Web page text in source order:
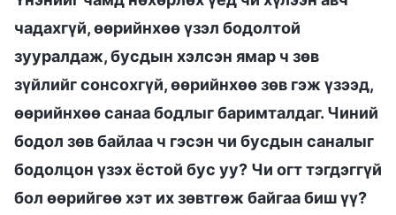
чадахгүй, өөрийнхөө үзэл бодолтой
зууралдаж, бусдын хэлсэн ямар ч зөв
зүйлийг сонсохгүй, өөрийнхөө зөв гэж үзээд,
өөрийнхөө санаа бодлыг баримталдаг. Чиний
бодол зөв байлаа ч гэсэн чи бусдын саналыг
бодолцон үзэх ёстой бус уу? Чи огт тэгдэггүй
бол өөрийгөө хэт их зөвтгөж байгаа биш үү?